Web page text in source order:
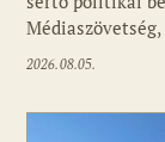
2026.08.05.